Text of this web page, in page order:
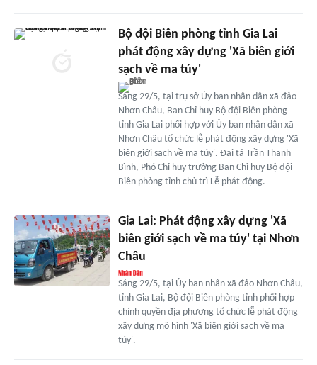
Bộ đội Biên phòng tỉnh Gia Lai
phát động xây dựng 'Xã biên giới
sạch về ma túy'
Sáng 29/5, tại trụ sở Ủy ban nhân dân xã đảo
Nhơn Châu, Ban Chỉ huy Bộ đội Biên phòng
tỉnh Gia Lai phối hợp với Ủy ban nhân dân xã
Nhơn Châu tổ chức lễ phát động xây dựng 'Xã
biên giới sạch về ma túy'. Đại tá Trần Thanh
Bình, Phó Chỉ huy trưởng Ban Chỉ huy Bộ đội
Biên phòng tỉnh chủ trì Lễ phát động.
Gia Lai: Phát động xây dựng 'Xã
biên giới sạch về ma túy' tại Nhơn
Châu
Sáng 29/5, tại Ủy ban nhân xã đảo Nhơn Châu,
tỉnh Gia Lai, Bộ đội Biên phòng tỉnh phối hợp
chính quyền địa phương tổ chức lễ phát động
xây dựng mô hình 'Xã biên giới sạch về ma
túy'.